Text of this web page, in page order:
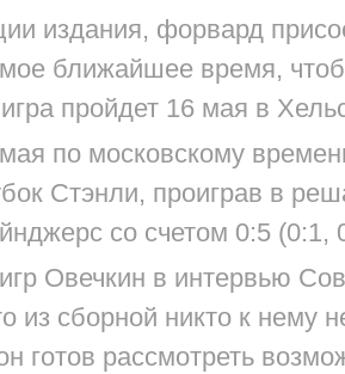
издания, форвард
ближайшее время,
пройдет 16 мая в
по московскому
Стэнли, проиграв в
со счетом 0:5 (0:1,
Овечкин в интервью
из сборной никто к нему
готов рассмотреть